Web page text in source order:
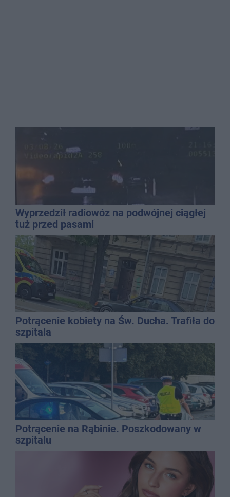
Wyprzedził radiowóz na podwójnej ciągłej
tuż przed pasami
Potrącenie kobiety na Św. Ducha. Trafiła do
szpitala
Potrącenie na Rąbinie. Poszkodowany w
szpitalu